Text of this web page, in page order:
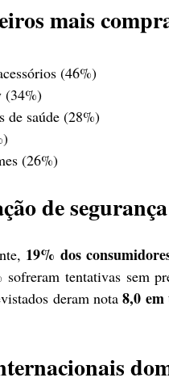
mais
(46%)
(34%)
de saúde (28%)
(26%)
de segurança
19% dos
sofreram tentativas sem
deram nota 8,0 em